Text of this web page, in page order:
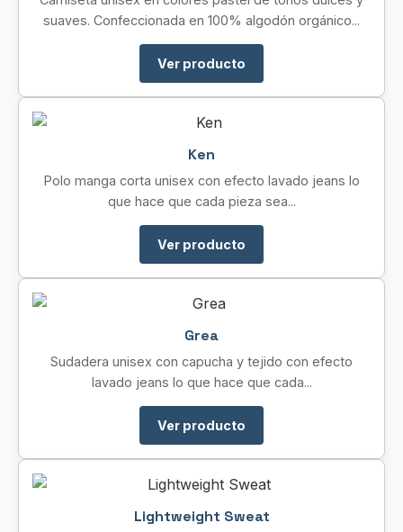
suaves. Confeccionada en 100% algodón orgánico...
Ver producto
Ken
Polo manga corta unisex con efecto lavado jeans lo
que hace que cada pieza sea...
Ver producto
Grea
Sudadera unisex con capucha y tejido con efecto
lavado jeans lo que hace que cada...
Ver producto
Lightweight Sweat